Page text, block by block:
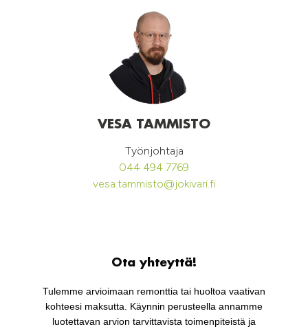
VESA TAMMISTO
Työnjohtaja
044 494 7769
vesa.tammisto@jokivari.fi
Ota yhteyttä!
Tulemme arvioimaan remonttia tai huoltoa vaativan
kohteesi maksutta. Käynnin perusteella annamme
luotettavan arvion tarvittavista toimenpiteistä ja